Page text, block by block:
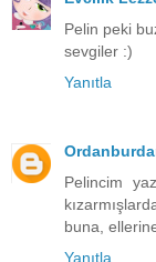
Pelin peki
sevgiler :)
Yanıtla
Pelincim
buna,
Yanıtla